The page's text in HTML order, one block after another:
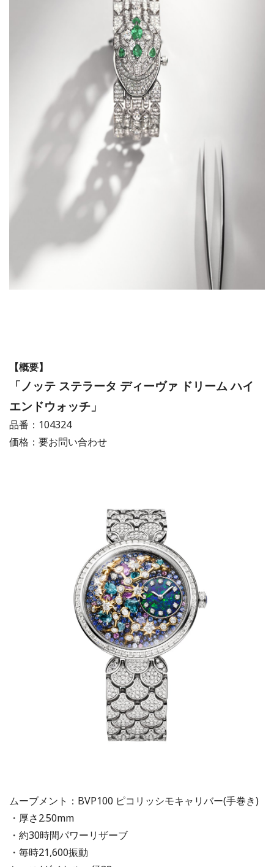
【概要】
「ノッテ ステラータ ディーヴァ ドリーム ハイ
エンドウォッチ」
品番：104324
価格：要お問い合わせ
ムーブメント：BVP100 ピコリッシモキャリバー(手巻き)
・厚さ2.50mm
・約30時間パワーリザーブ
・毎時21,600振動